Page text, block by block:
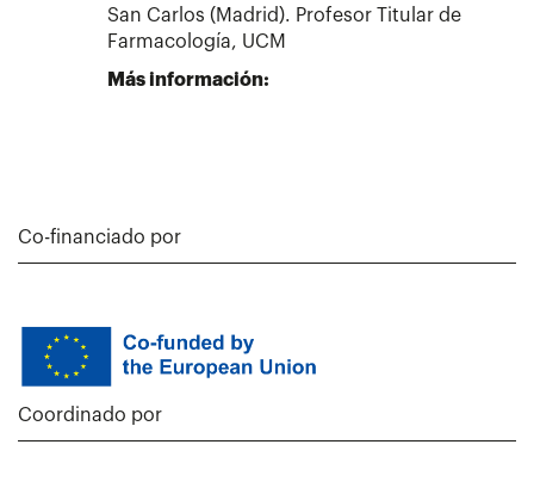
San Carlos (Madrid). Profesor Titular de
Farmacología, UCM
Más información:
Co-financiado por
Coordinado por